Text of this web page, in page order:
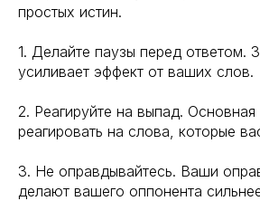
простых истин.
1. Делайте паузы перед ответом.
усиливает эффект от ваших слов.
2. Реагируйте на выпад.
реагировать на слова, которые
3. Не оправдывайтесь. Ваши
делают вашего оппонента